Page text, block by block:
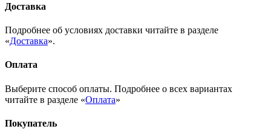
Доставка
Подробнее об условиях доставки читайте в разделе
«Доставка».
Оплата
Выберите способ оплаты. Подробнее о всех вариантах
читайте в разделе «Оплата»
Покупатель